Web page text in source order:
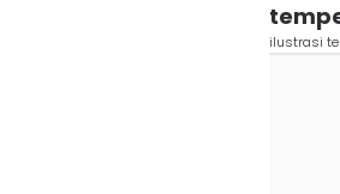
ilustrasi